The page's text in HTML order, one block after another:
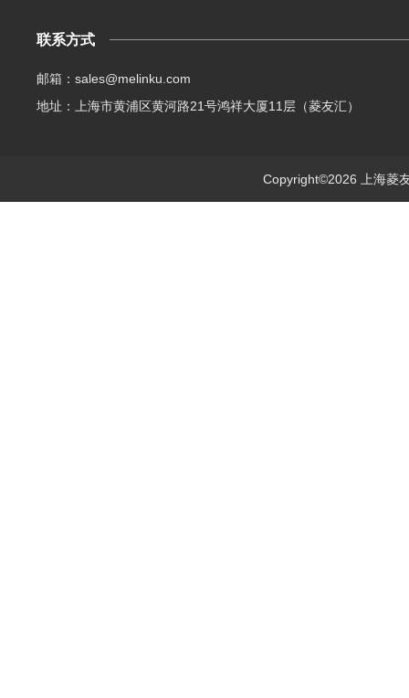
联系方式
邮箱：sales@melinku.com
地址：上海市黄浦区黄河路21号鸿祥大厦11层（菱友汇）
Copyright©2026 上海菱